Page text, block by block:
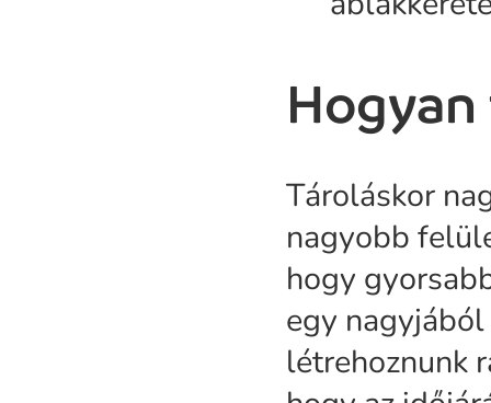
Tároláskor
nagyobb
hogy
egy
létrehoznunk